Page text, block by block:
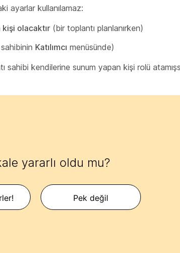
ayarlar kullanılamaz:
kişi olacaktır (bir toplantı planlanırken)
Katılımcı menüsünde)
sahibi kendilerine sunum yapan kişi rolü
yararlı oldu mu?
Pek değil